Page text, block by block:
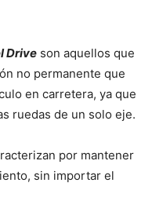
Drive son aquellos que
no permanente que
en carretera, ya que
ruedas de un solo eje.
por mantener
sin importar el